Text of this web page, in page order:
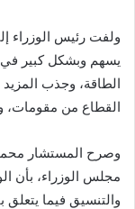
ولفت رئيس الوزراء
يسهم وبشكل كبير في
الطاقة، وجذب المزيد
القطاع من مقومات،
وصرح المستشار
مجلس الوزراء، بأن
والتنسيق فيما